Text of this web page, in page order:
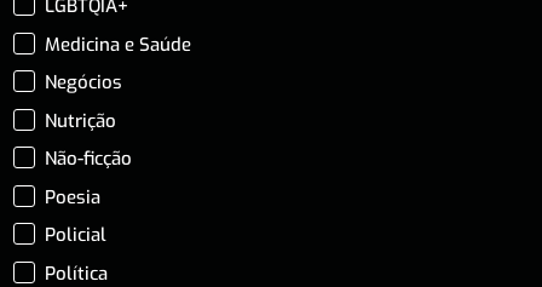
LGBTQIA+
Medicina e Saúde
Negócios
Nutrição
Não-ficção
Poesia
Policial
Política